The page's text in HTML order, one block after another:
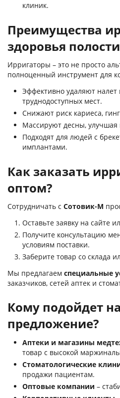
клиник.
Преимущества
здоровья
Ирригаторы – это не просто
полноценный инструмент для
Эффективно удаляют
труднодоступных мест.
Снижают риск кариеса,
Массируют десны,
Подходят для людей с
имплантами.
Как заказать
оптом?
Сотрудничать с Сотовик-М
Оставьте заявку на сайте
Получите консультацию
условиям поставки.
Заберите товар со склада
Мы предлагаем специальные
заказчиков, сетей аптек и
Кому подойдет
предложение?
Аптеки и магазины
товар с высокой
Стоматологические
продажи пациентам.
Оптовые компании –